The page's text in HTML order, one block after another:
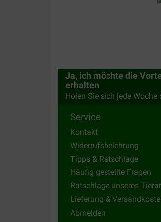
Mon vétérinaire
Ja, ich möchte die
erhalten
Holen Sie sich jede Woche
Service
Kontakt
Widerrufsbelehrung
Tipps & Ratschlage
Häufig gestellte Fragen
Ratschlage unseres
Lieferung &
Abmelden